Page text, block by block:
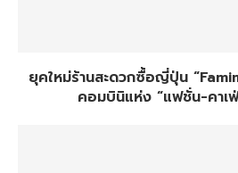
ยุคใหม่ร้านสะดวกซื้อญี่ปุ่น
คอมบินิแห่ง “แฟชั่น-คาเ